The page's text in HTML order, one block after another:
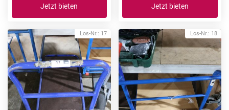
Jetzt bieten Jetzt bieten
Los-Nr.: 17 Los-Nr.: 18